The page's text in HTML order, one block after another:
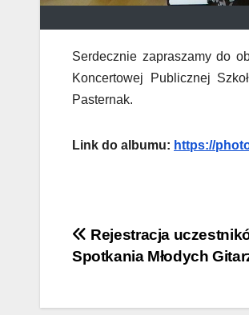
Serdecznie zapraszamy do
Koncertowej Publicznej
Pasternak.
Link do albumu: https://
Nawigacja
wpisu
Rejestracja
Spotkania Młodych